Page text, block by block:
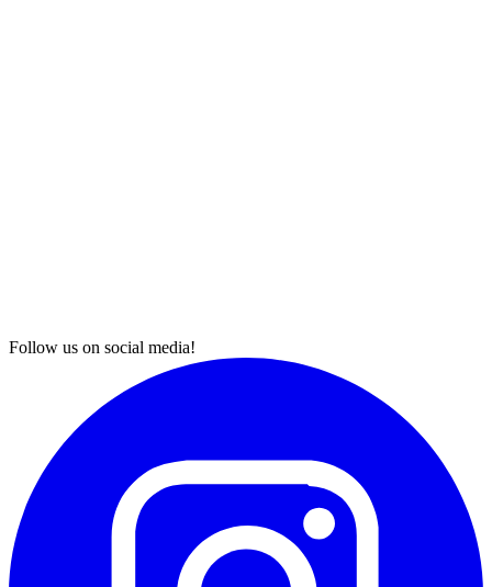
Follow us on social media!